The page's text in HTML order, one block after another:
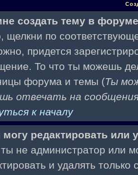
создать тему в
щелкни по
придется
То что ты можешь
форума и темы (Ты
отвечать на
к началу
могу редактировать или
не администратор или
и удалять